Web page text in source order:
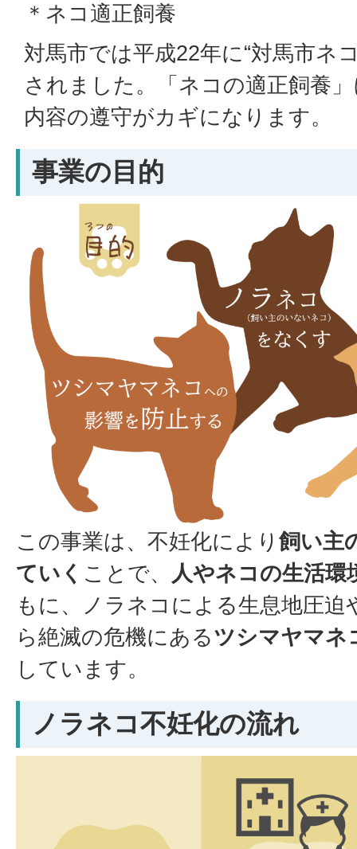
＊ネコ適正飼養
対馬市では平成22年に“対馬市ネ
されました。「ネコの適正飼養
内容の遵守がカギになります。
事業の目的
この事業は、不妊化により 飼い主
ていく ことで、
人やネコの生活環
もに、ノラネコによる生息地圧迫
ら絶滅の危機にあるツシマヤマネ
しています。
ノラネコ不妊化の流れ